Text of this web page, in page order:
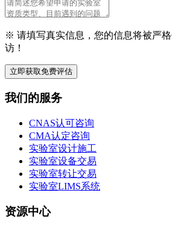
※ 请填写真实信息，您的信息将被严
访！
立即获取免费评估
我们的服务
CNAS认可咨询
CMA认定咨询
实验室设计施工
实验室设备交易
实验室转让交易
实验室LIMS系统
资源中心